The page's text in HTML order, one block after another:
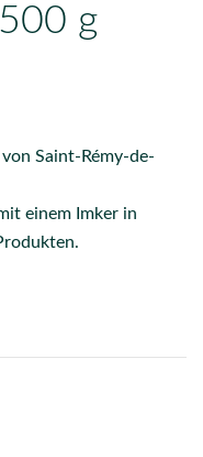
g
Saint-Rémy-de-
einem Imker in